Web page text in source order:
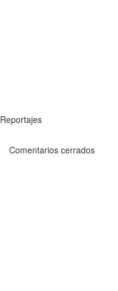
Reportajes
Comentarios cerrados